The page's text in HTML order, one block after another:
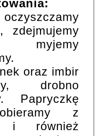
oczyszczamy
zdejmujemy
myjemy
oraz imbir
drobno
Papryczkę
z
i również